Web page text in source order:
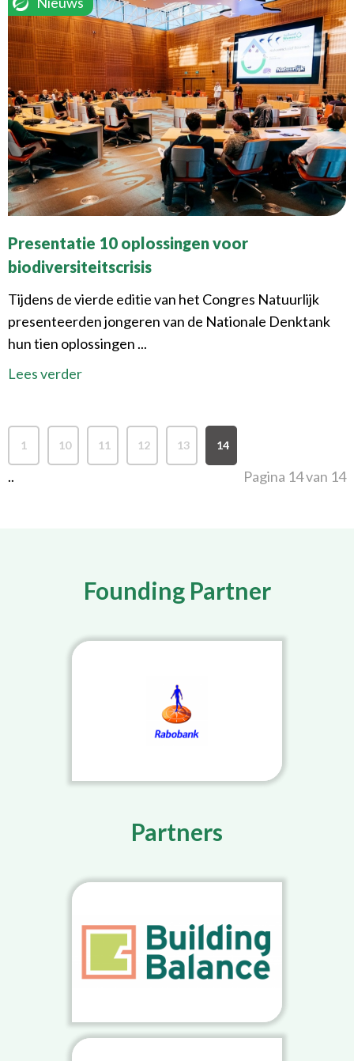
Presentatie 10 oplossingen voor
biodiversiteitscrisis
Tijdens de vierde editie van het Congres Natuurlijk
presenteerden jongeren van de Nationale Denktank
hun tien oplossingen ...
Lees verder
1
..
10 11 12 13 14
Pagina 14 van 14
Founding Partner
Partners